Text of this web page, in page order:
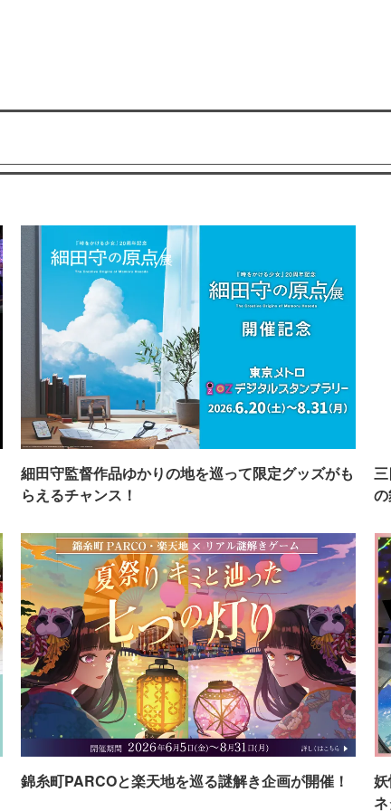
細田守監督作品ゆかりの地を巡って限定グッズがも
らえるチャンス！
錦糸町PARCOと楽天地を巡る謎解き企画が開催！